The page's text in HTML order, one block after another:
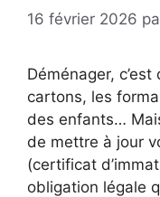
16 février 2026
Déménager,
cartons, les
des enfants…
de mettre à jour
(certificat
obligation légale